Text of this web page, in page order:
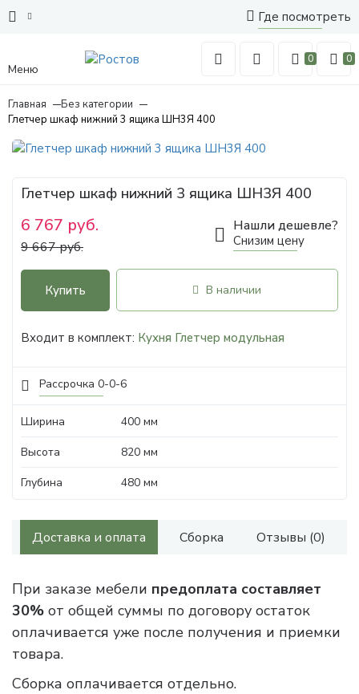
Где посмотреть
Меню
0 0
Главная
Без категории
Глетчер шкаф нижний 3 ящика ШН3Я 400
Рассрочка 0-0-6
Глетчер шкаф нижний 3 ящика ШН3Я 400
6 767 руб.
9 667 руб.
Нашли дешевле?
Снизим цену
Купить В наличии
Входит в комплект: Кухня Глетчер модульная
Ширина
400 мм
Высота
820 мм
Глубина
480 мм
Доставка и оплата Сборка Отзывы (0)
При заказе мебели предоплата составляет
30% от общей суммы по договору остаток
оплачивается уже после получения и приемки
товара.
Сборка оплачивается отдельно.